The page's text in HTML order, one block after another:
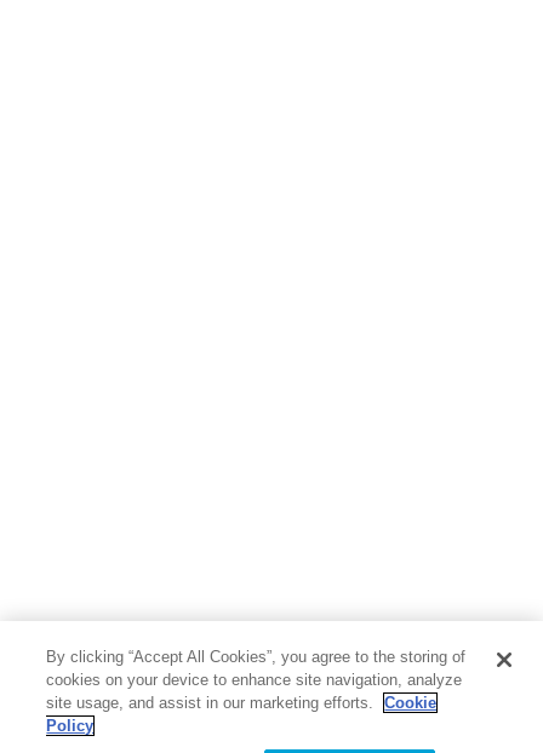
By clicking “Accept All Cookies”, you agree to the storing of
cookies on your device to enhance site navigation, analyze
site usage, and assist in our marketing efforts.
Cookie
Policy